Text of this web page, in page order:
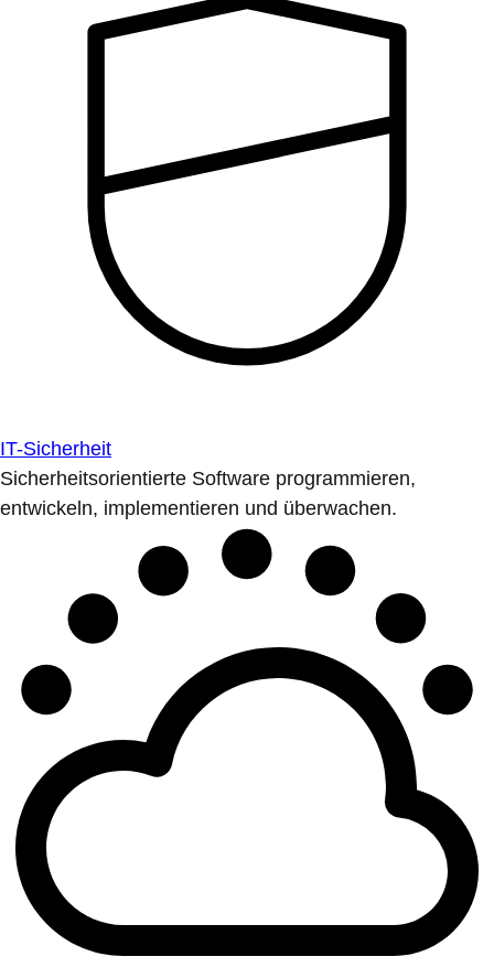
IT-Sicherheit
Sicherheitsorientierte Software programmieren,
entwickeln, implementieren und überwachen.